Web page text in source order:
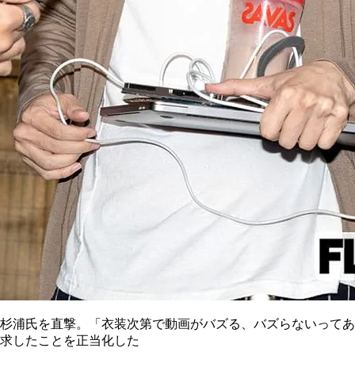
杉浦氏を直撃。「衣装次第で動画がバズる、バズらないって
求したことを正当化した